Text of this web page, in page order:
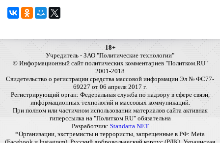
18+
Учредитель - ЗАО "Политические технологии"
© Информационный сайт политических комментариев "Политком.RU"
2001-2018
Свидетельство о регистрации средства массовой информации Эл № ФС77-
69227 от 06 апреля 2017 г.
Регистрирующий орган: Федеральная служба по надзору в сфере связи,
информационных технологий и массовых коммуникаций.
При полном или частичном использовании материалов сайта активная
гиперссылка на "Политком.RU" обязательна
Разработчик: Standarta.NET
*Организации, экстремисты и террористы, запрещенные в РФ: Meta